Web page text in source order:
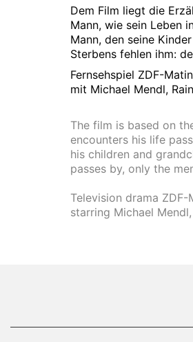
Dem Film liegt die
Mann, wie sein Leben
Mann, den seine
Sterbens fehlen ihm:
Fernsehspiel ZDF-
mit Michael Mendl,
The film is based on
encounters his life
his children and
passes by, only the
Television drama ZDF-
starring Michael